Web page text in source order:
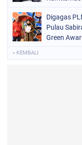
Digagas
Pulau
Green
« KEMBALI